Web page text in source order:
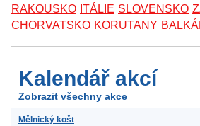
RAKOUSKO ITÁLIE SLOVENSKO
CHORVATSKO KORUTANY
Kalendář akcí
Zobrazit všechny akce
Mělnický košt